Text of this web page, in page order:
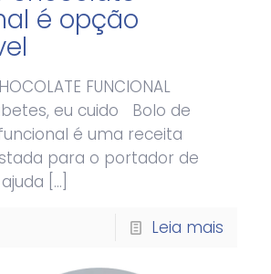
é opção
FUNCIONAL
eu cuido Bolo de
é uma receita
para o portador de
[…]
Leia mais